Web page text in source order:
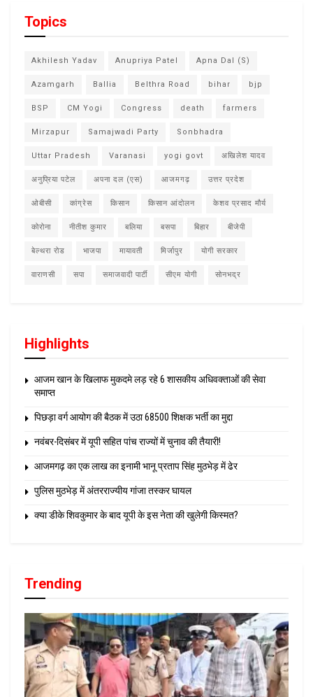
Topics
Akhilesh Yadav Anupriya Patel Apna Dal (S)
Azamgarh Ballia Belthra Road bihar bjp
BSP CM Yogi Congress death farmers
Mirzapur Samajwadi Party Sonbhadra
Uttar Pradesh Varanasi yogi govt अखिलेश यादव
अनुप्रिया पटेल अपना दल (एस) आजमगढ़ उत्तर प्रदेश
ओबीसी कांग्रेस किसान किसान आंदोलन केशव प्रसाद मौर्य
कोरोना नीतीश कुमार बलिया बसपा बिहार बीजेपी
बेल्थरा रोड भाजपा मायावती मिर्जापुर योगी सरकार
वाराणसी सपा समाजवादी पार्टी सीएम योगी सोनभद्र
Highlights
आजम खान के खिलाफ मुकदमे लड़ रहे 6 शासकीय अधिवक्ताओं की सेवा
समाप्त
पिछड़ा वर्ग आयोग की बैठक में उठा 68500 शिक्षक भर्ती का मुद्दा
नवंबर-दिसंबर में यूपी सहित पांच राज्यों में चुनाव की तैयारी!
आजमगढ़ का एक लाख का इनामी भानू प्रताप सिंह मुठभेड़ में ढेर
पुलिस मुठभेड़ में अंतरराज्यीय गांजा तस्कर घायल
क्या डीके शिवकुमार के बाद यूपी के इस नेता की खुलेगी किस्मत?
Trending